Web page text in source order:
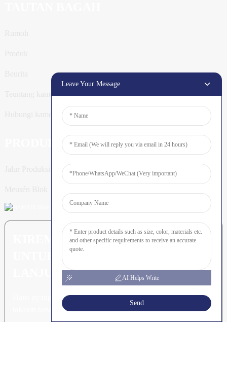
Teuntang kamoe
Jalur Produksi Tiang
KIREM PERTANYAAN: SIAP
UNTUK MEURUNOE LEUBEH
Hana nyang leubeh jroh nibak
takalon hasee akhe.
Leave Your Message
AI Helps Write
Send